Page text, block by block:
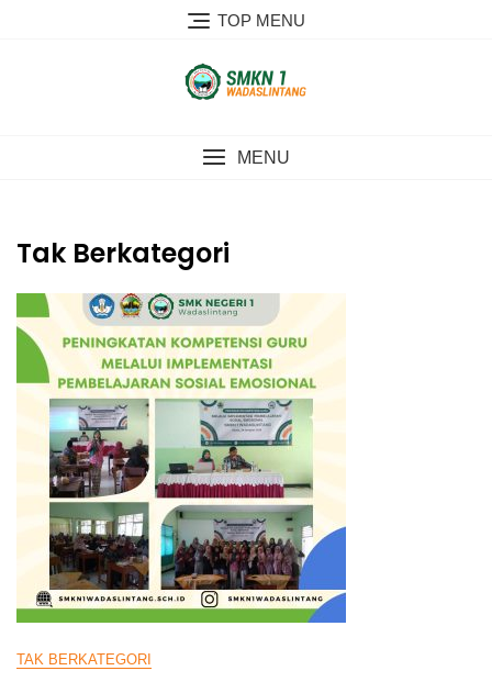
TOP MENU
MENU
Tak Berkategori
TAK BERKATEGORI